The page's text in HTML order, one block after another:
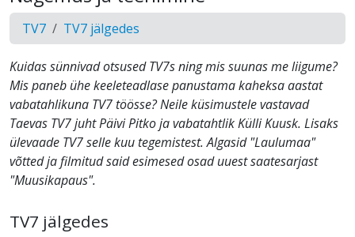
TV7 TV7 jälgedes
Kuidas sünnivad otsused TV7s ning mis suunas me liigume?
Mis paneb ühe keeleteadlase panustama kaheksa aastat
vabatahlikuna TV7 töösse? Neile küsimustele vastavad
Taevas TV7 juht Päivi Pitko ja vabatahtlik Külli Kuusk. Lisaks
ülevaade TV7 selle kuu tegemistest. Algasid "Laulumaa"
võtted ja filmitud said esimesed osad uuest saatesarjast
"Muusikapaus".
TV7 jälgedes